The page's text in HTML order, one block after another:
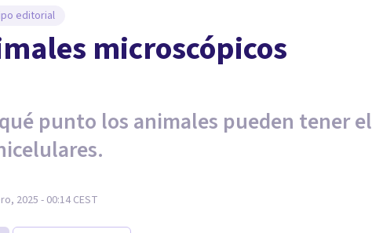
editorial
microscópicos
punto los animales pueden tener el
2025 - 00:14 CEST